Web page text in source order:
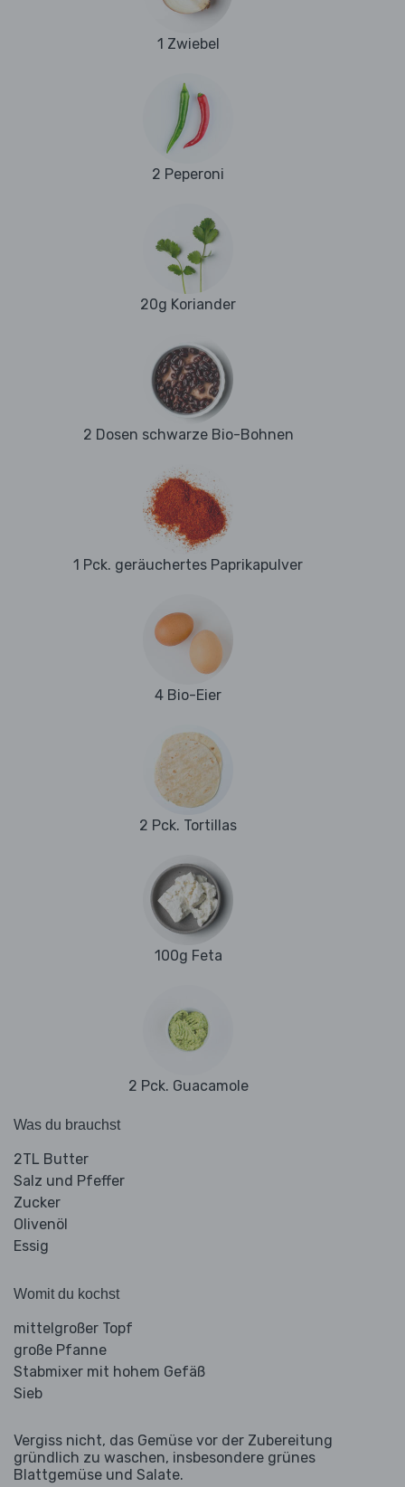
1 Zwiebel
2 Peperoni
20g Koriander
2 Dosen schwarze Bio-Bohnen
1 Pck. geräuchertes Paprikapulver
4 Bio-Eier
2 Pck. Tortillas
100g Feta
2 Pck. Guacamole
Was du brauchst
2TL Butter
Salz und Pfeffer
Zucker
Olivenöl
Essig
Womit du kochst
mittelgroßer Topf
große Pfanne
Stabmixer mit hohem Gefäß
Sieb
Vergiss nicht, das Gemüse vor der Zubereitung
gründlich zu waschen, insbesondere grünes
Blattgemüse und Salate.